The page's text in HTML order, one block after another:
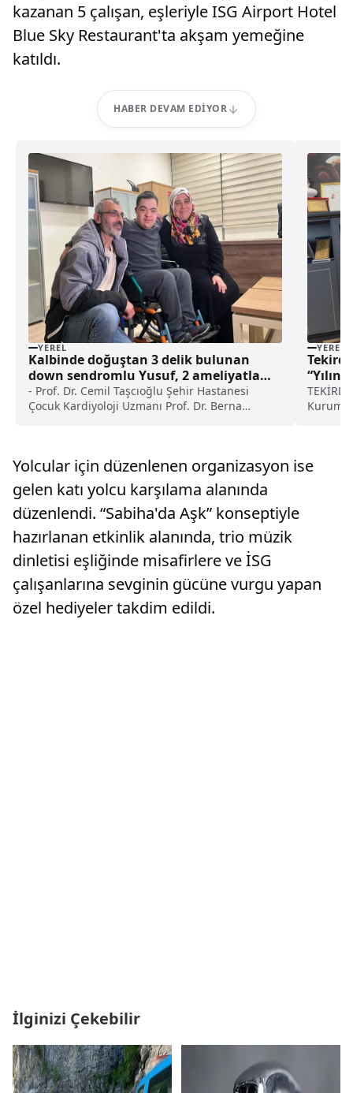
kazanan 5 çalışan, eşleriyle ISG Airport Hotel
Blue Sky Restaurant'ta akşam yemeğine
katıldı.
HABER DEVAM EDIYOR
YEREL
Kalbinde doğuştan 3 delik bulunan
down sendromlu Yusuf, 2 ameliyatla
sağlığına kavuştu haberi
- Prof. Dr. Cemil Taşcıoğlu Şehir Hastanesi
Çocuk Kardiyoloji Uzmanı Prof. Dr. Berna
kalpteki delikleri kapattık. Akabinde delik
kapaktaki yetersizliğin giderildiği bir ameliyat
yapıldı"- Yusuf Talha Taşkın'ın annesi Esma
Taşkın:- "Önceden çok koşamıyordu. Oturduğu
yerde efor sarf etmediği halde terliyordu.
Yerinden hiç kalmak istemiyordu, hareketi
kısıtlıydı. Eskiye göre çok daha iyi. Şu anda
normal okulumuza başladık. Sağlığına
kavuştuğu için mutluyum"
YEREL
“Yılın
Kurumu
aldığı
Yolcular için düzenlenen organizasyon ise
gelen katı yolcu karşılama alanında
düzenlendi. “Sabiha'da Aşk” konseptiyle
hazırlanan etkinlik alanında, trio müzik
dinletisi eşliğinde misafirlere ve İSG
çalışanlarına sevginin gücüne vurgu yapan
özel hediyeler takdim edildi.
İlginizi Çekebilir